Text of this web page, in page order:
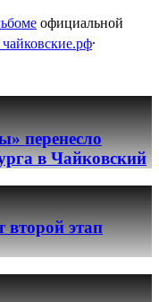
официальной
.
перенесло
в Чайковский
второй этап